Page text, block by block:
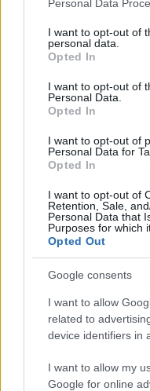
not limited to your visit
grant or deny consent
use your data for below
consent section.
Personal Data
I want to opt-out of
personal data.
Opted In
I want to opt-out of
Personal Data.
Opted In
I want to opt-out of
Personal Data for
Opted In
I want to opt-out of
Retention, Sale,
Personal Data that
Purposes for which
Opted Out
Google consents
I want to allow
related to
device identifiers in
I want to allow my
Google for online
bez
laiku
Atklāta
par kuru
bet pie kases jau
pircēju pārsteidz
obligātas komisijas
Atcelt